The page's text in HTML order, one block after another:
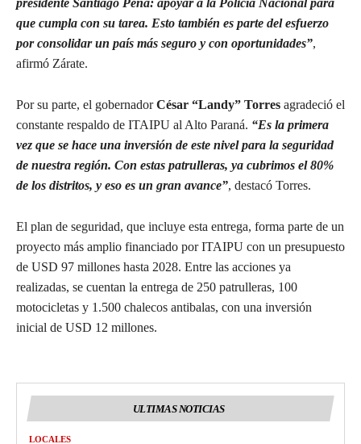
que cumpla con su tarea. Esto también es parte del esfuerzo
por consolidar un país más seguro y con oportunidades”,
afirmó Zárate.
Por su parte, el gobernadorCésar “Landy” Torres agradeció el
constante respaldo de ITAIPU al Alto Paraná. “Es la primera
vez que se hace una inversión de este nivel para la seguridad
de nuestra región. Con estas patrulleras, ya cubrimos el 80%
de los distritos, y eso es un gran avance”, destacó Torres.
El plan de seguridad, que incluye esta entrega, forma parte de un
proyecto más amplio financiado por ITAIPU con un presupuesto
de USD 97 millones hasta 2028. Entre las acciones ya
realizadas, se cuentan la entrega de 250 patrulleras, 100
motocicletas y 1.500 chalecos antibalas, con una inversión
inicial de USD 12 millones.
ULTIMAS NOTICIAS
LOCALES